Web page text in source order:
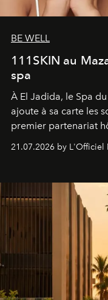
BE WELL
111SKIN au
spa
À El Jadida, le Spa
ajoute à sa carte les
premier partenariat
londonien et
21.07.2026 by L'Officiel